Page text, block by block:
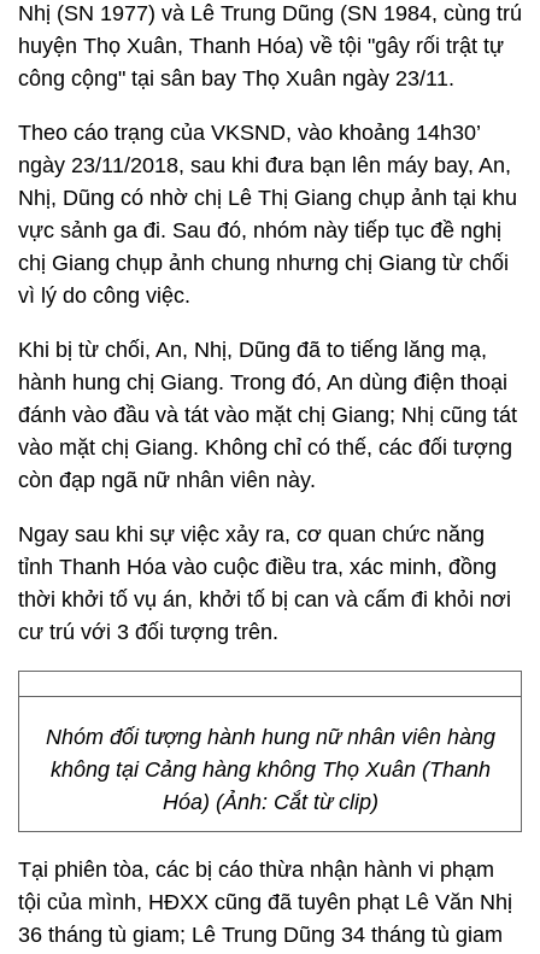
Nhị (SN 1977) và Lê Trung Dũng (SN 1984, cùng trú
huyện Thọ Xuân, Thanh Hóa) về tội "gây rối trật tự
công cộng" tại sân bay Thọ Xuân ngày 23/11.
Theo cáo trạng của VKSND, vào khoảng 14h30’
ngày 23/11/2018, sau khi đưa bạn lên máy bay, An,
Nhị, Dũng có nhờ chị Lê Thị Giang chụp ảnh tại khu
vực sảnh ga đi. Sau đó, nhóm này tiếp tục đề nghị
chị Giang chụp ảnh chung nhưng chị Giang từ chối
vì lý do công việc.
Khi bị từ chối, An, Nhị, Dũng đã to tiếng lăng mạ,
hành hung chị Giang. Trong đó, An dùng điện thoại
đánh vào đầu và tát vào mặt chị Giang; Nhị cũng tát
vào mặt chị Giang. Không chỉ có thế, các đối tượng
còn đạp ngã nữ nhân viên này.
Ngay sau khi sự việc xảy ra, cơ quan chức năng
tỉnh Thanh Hóa vào cuộc điều tra, xác minh, đồng
thời khởi tố vụ án, khởi tố bị can và cấm đi khỏi nơi
cư trú với 3 đối tượng trên.
Nhóm đối tượng hành hung nữ nhân viên hàng
không tại Cảng hàng không Thọ Xuân (Thanh
Hóa) (Ảnh: Cắt từ clip)
Tại phiên tòa, các bị cáo thừa nhận hành vi phạm
tội của mình, HĐXX cũng đã tuyên phạt Lê Văn Nhị
36 tháng tù giam; Lê Trung Dũng 34 tháng tù giam